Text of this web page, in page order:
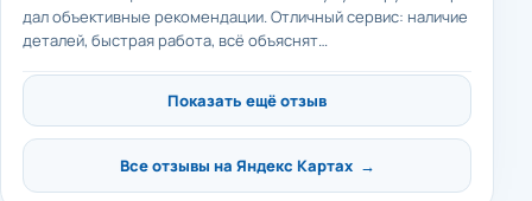
дал объективные рекомендации. Отличный сервис: наличие
деталей, быстрая работа, всё объяснят…
Показать ещё отзыв
Все отзывы на Яндекс Картах →